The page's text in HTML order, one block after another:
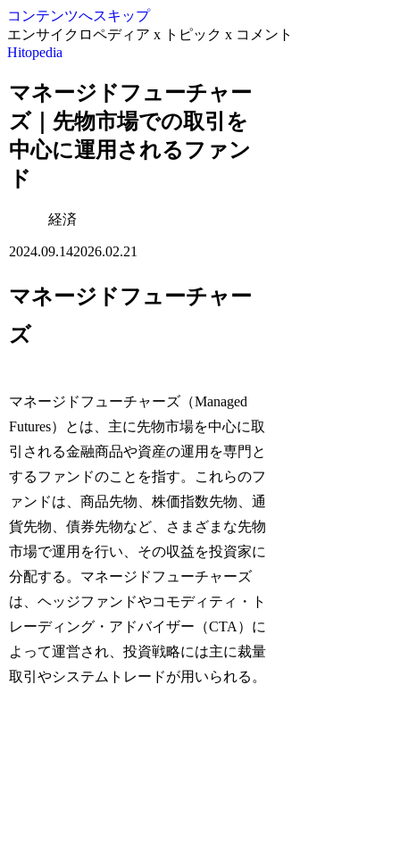
コンテンツへスキップ
エンサイクロペディア x トピック x コメント
Hitopedia
マネージドフューチャー
ズ｜先物市場での取引を
中心に運用されるファン
ド
経済
2024.09.142026.02.21
マネージドフューチャー
ズ
マネージドフューチャーズ（Managed
Futures）とは、主に先物市場を中心に取
引される金融商品や資産の運用を専門と
するファンドのことを指す。これらのフ
ァンドは、商品先物、株価指数先物、通
貨先物、債券先物など、さまざまな先物
市場で運用を行い、その収益を投資家に
分配する。マネージドフューチャーズ
は、ヘッジファンドやコモディティ・ト
レーディング・アドバイザー（CTA）に
よって運営され、投資戦略には主に裁量
取引やシステムトレードが用いられる。